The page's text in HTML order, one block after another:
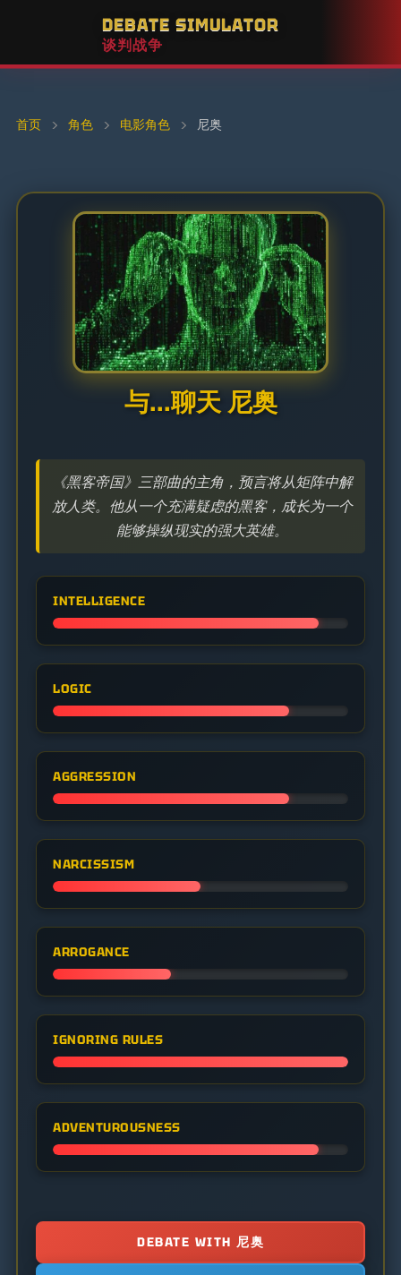
DEBATE SIMULATOR
谈判战争
首页 › 角色 › 电影角色 › 尼奥
与...聊天 尼奥
《黑客帝国》三部曲的主角，预言将从矩阵中解
放人类。他从一个充满疑虑的黑客，成长为一个
能够操纵现实的强大英雄。
INTELLIGENCE
LOGIC
AGGRESSION
NARCISSISM
ARROGANCE
IGNORING RULES
ADVENTUROUSNESS
DEBATE WITH 尼奥